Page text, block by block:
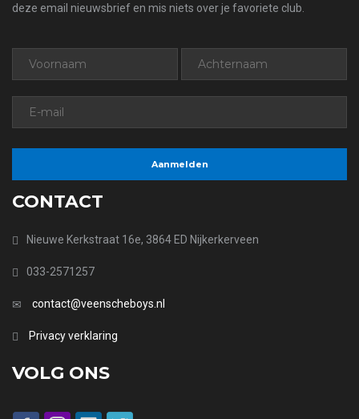
deze email nieuwsbrief en mis niets over je favoriete club.
CONTACT
Nieuwe Kerkstraat 16e, 3864 ED Nijkerkerveen
033-2571257
contact@veenscheboys.nl
Privacy verklaring
VOLG ONS